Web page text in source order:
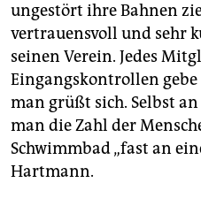
ungestört ihre Bahnen
vertrauensvoll und sehr
seinen Verein. Jedes
Eingangskontrollen
man grüßt sich. Selbst
man die Zahl der
Schwimmbad „fast an
Hartmann.